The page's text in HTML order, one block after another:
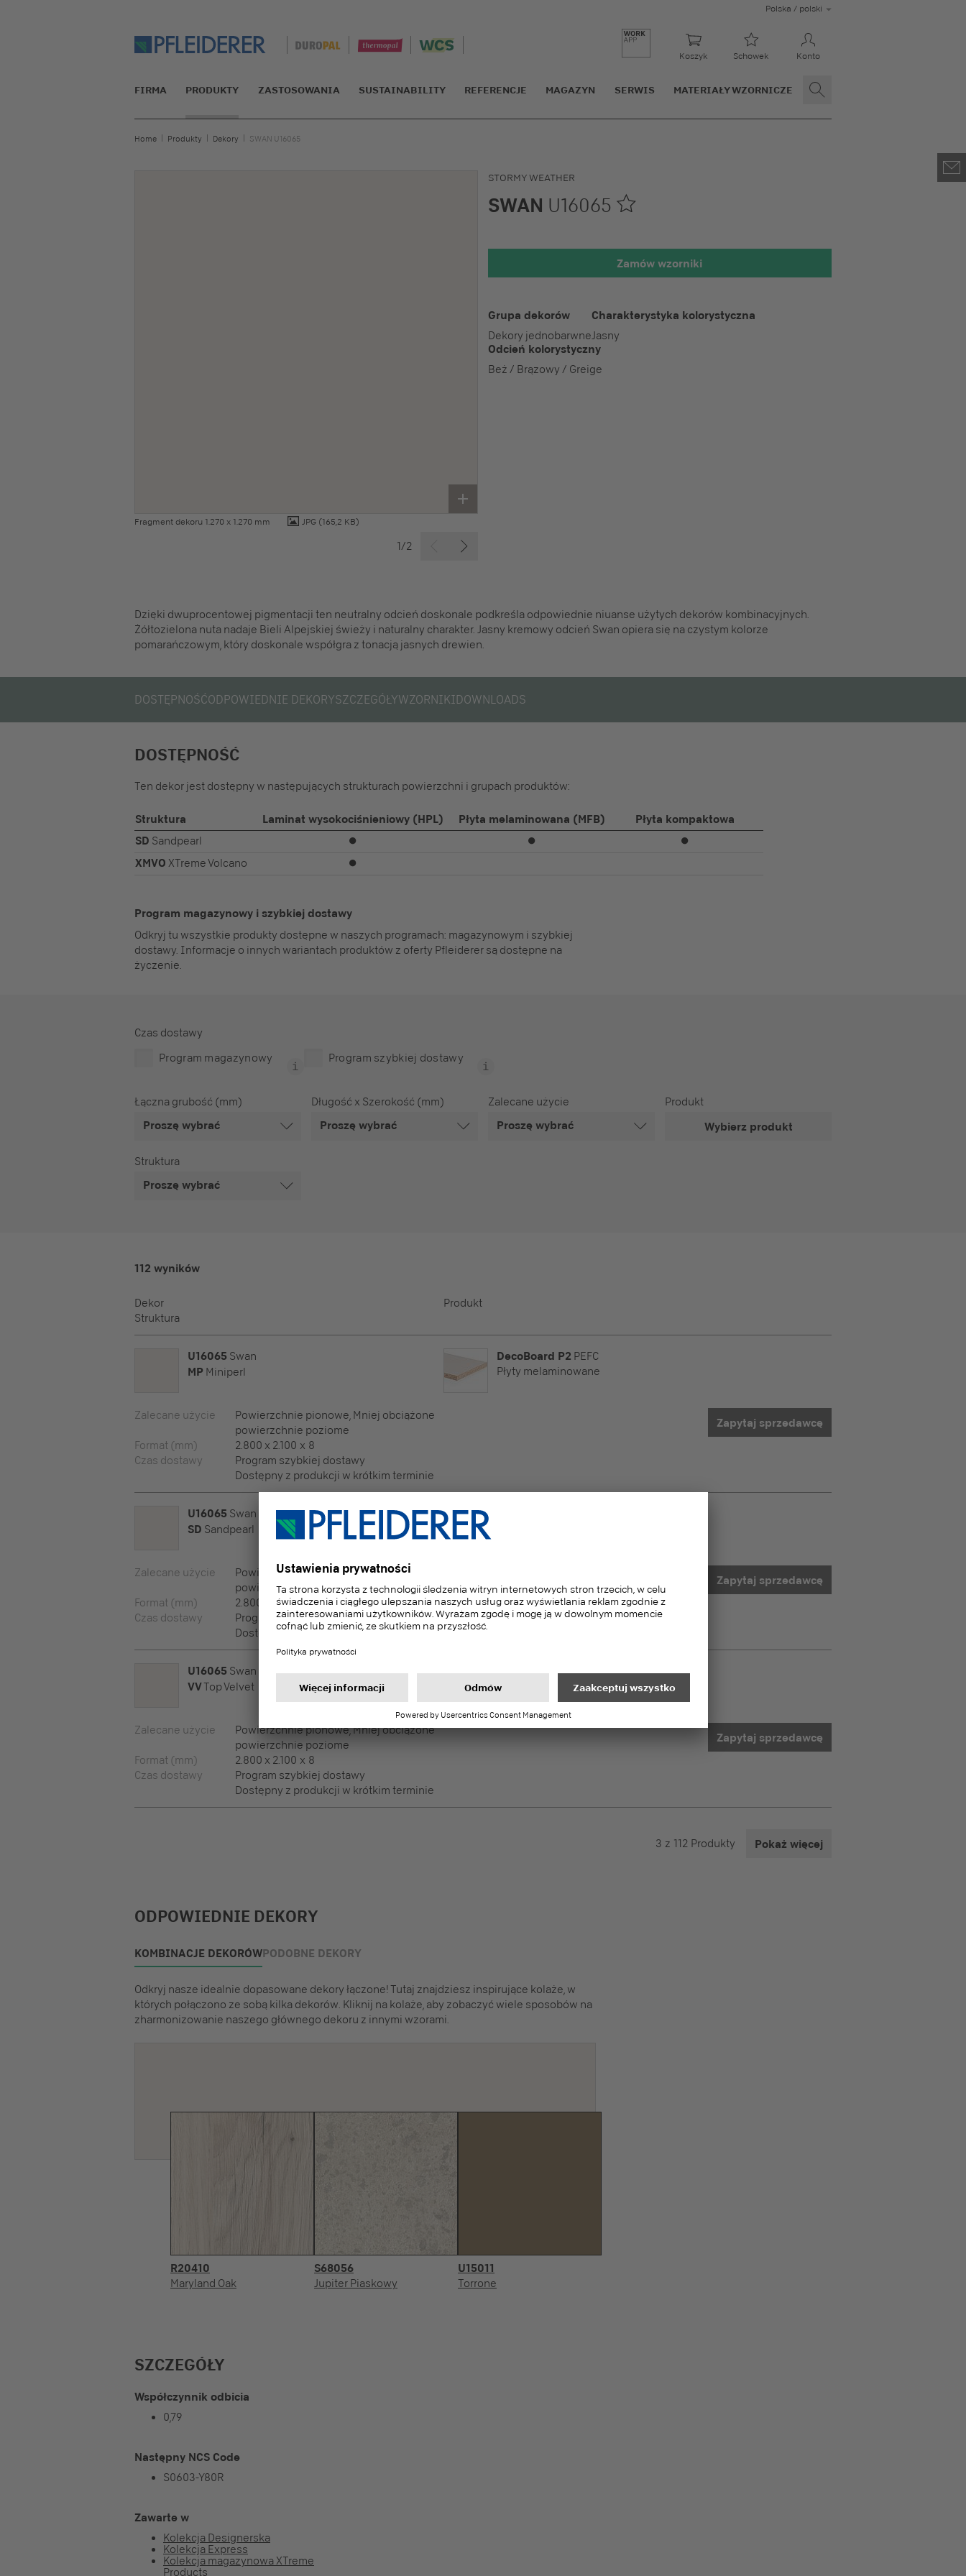
Polska / polski
Koszyk Schowek Konto
FIRMA PRODUKTY ZASTOSOWANIA SUSTAINABILITY REFERENCJE MAGAZYN SERWIS MATERIAŁY WZORNICZE
Home Produkty Dekory SWAN U16065
Fragment dekoru 1.270 x 1.270 mm JPG (165,2 KB)
Widok powiększony 100 x 100 mm
1/2
STORMY WEATHER
SWAN U16065
Zamów wzorniki
Grupa dekorów
Dekory jednobarwne
Charakterystyka kolorystyczna
Jasny
Odcień kolorystyczny
Beż / Brązowy / Greige
Dzięki dwuprocentowej pigmentacji ten neutralny odcień doskonale podkreśla odpowiednie niuanse użytych dekorów kombinacyjnych.
Żółtozielona nuta nadaje Bieli Alpejskiej świeży i naturalny charakter. Jasny kremowy odcień Swan opiera się na czystym kolorze
pomarańczowym, który doskonale współgra z tonacją jasnych drewien.
DOSTĘPNOŚĆODPOWIEDNIE DEKORYSZCZEGÓŁYWZORNIKIDOWNLOADS
DOSTĘPNOŚĆ
Ten dekor jest dostępny w następujących strukturach powierzchni i grupach produktów:
Struktura Laminat wysokociśnieniowy (HPL) Płyta melaminowana (MFB)
Płyta kompaktowa
SD Sandpearl ⏺ ⏺ ⏺
XMVO XTreme Volcano ⏺
Program magazynowy i szybkiej dostawy
Odkryj tu wszystkie produkty dostępne w naszych programach: magazynowym i szybkiej
dostawy. Informacje o innych wariantach produktów z oferty Pfleiderer są dostępne na
życzenie.
Czas dostawy
Program magazynowy
Program szybkiej dostawy
Łączna grubość (mm)
Proszę wybrać
Długość x Szerokość (mm)
Proszę wybrać
Zalecane użycie
Proszę wybrać
Produkt
Wybierz produkt
Struktura
Proszę wybrać
112 wyników
Dekor
Struktura
Produkt
U16065 Swan
MP Miniperl
DecoBoard P2 PEFC
Płyty melaminowane
Zalecane użycie
Powierzchnie pionowe, Mniej obciążone
powierzchnie poziome
Format (mm)
2.800 x 2.100 x 8
Czas dostawy
Program szybkiej dostawy
Dostępny z produkcji w krótkim terminie
Zapytaj sprzedawcę
U16065 Swan
SD Sandpearl
Zalecane użycie
Powierzchnie pionowe, Mniej obciążone
powierzchnie poziome
Format (mm)
2.800 x 2.100 x 8
Czas dostawy
Program szybkiej dostawy
Dostępny z produkcji w krótkim terminie
Zapytaj sprzedawcę
U16065 Swan
VVTop Velvet
DecoBoard P2PEFC
Płyty melaminowane
Zalecane użycie
Powierzchnie pionowe, Mniej obciążone
powierzchnie poziome
Format (mm)
2.800 x 2.100 x 8
Czas dostawy
Program szybkiej dostawy
Dostępny z produkcji w krótkim terminie
Zapytaj sprzedawcę
3 z 112 Produkty Pokaż więcej
ODPOWIEDNIE DEKORY
KOMBINACJE DEKORÓWPODOBNE DEKORY
Odkryj nasze idealnie dopasowane dekory łączone! Tutaj znajdziesz inspirujące kolaże, w
których połączono ze sobą kilka dekorów. Kliknij na kolaże, aby zobaczyć wiele sposobów na
zharmonizowanie naszego głównego dekoru z innymi wzorami.
R20410
Maryland Oak
S68056
Jupiter Piaskowy
U15011
Torrone
SZCZEGÓŁY
Współczynnik odbicia
0,79
Następny NCS Code
S0603-Y80R
Zawarte w
Kolekcja Designerska
Kolekcja Express
Kolekcja magazynowa XTreme
Products